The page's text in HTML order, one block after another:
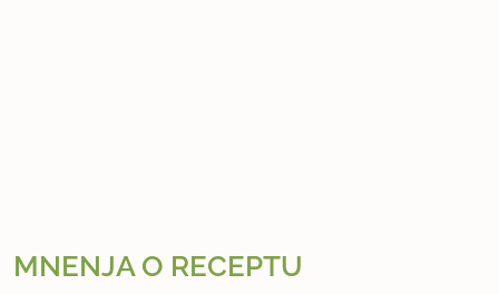
MNENJA O RECEPTU